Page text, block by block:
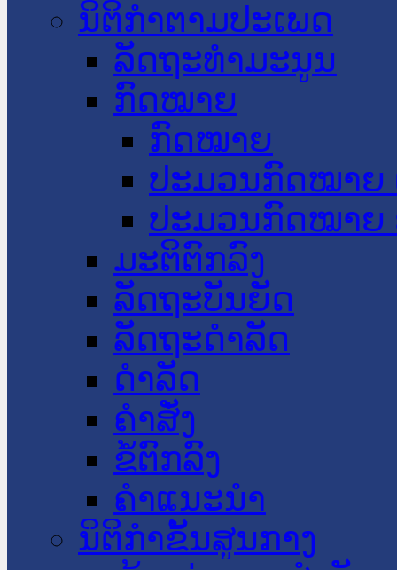
ນິຕິກໍາຕາມປະເພດ
ລັດຖະທໍາມະນູນ
ກົດໝາຍ
ກົດໝາຍ
ປະມວນກົດໝາຍ
ປະມວນກົດໝາຍ
ມະຕິຕົກລົງ
ລັດຖະບັນຍັດ
ລັດຖະດໍາລັດ
ດໍາລັດ
ຄໍາສັ່ງ
ຂໍ້ຕົກລົງ
ຄໍາແນະນໍາ
ນິຕິກຳຂັ້ນສູນກາງ